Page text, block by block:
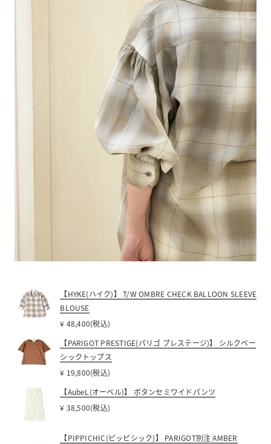
【HYKE(ハイク)】 T/W OMBRE CHECK BALLOON SLEEVE
BLOUSE
¥ 48,400(税込)
【PARIGOT PRESTIGE(パリゴ プレステージ)】 シルクベー
シックトップス
¥ 19,800(税込)
【AubeL(オーベル)】 ボタンセミワイドパンツ
¥ 38,500(税込)
【PIPPICHIC(ピッピシック)】 PARIGOT別注 AMBER